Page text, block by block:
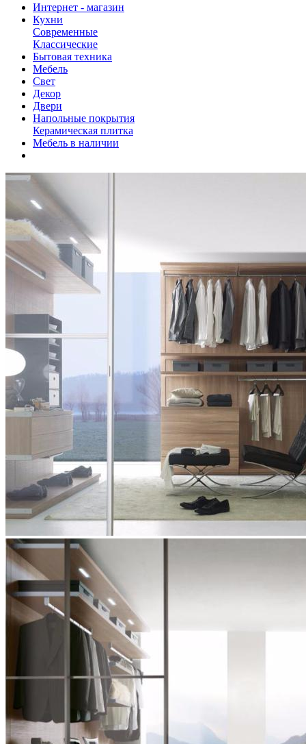
Интернет - магазин
Кухни
Современные
Классические
Бытовая техника
Мебель
Свет
Декор
Двери
Напольные покрытия
Керамическая плитка
Мебель в наличии